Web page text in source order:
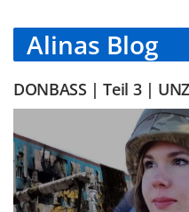
Alinas Blog
DONBASS | Teil 3 |